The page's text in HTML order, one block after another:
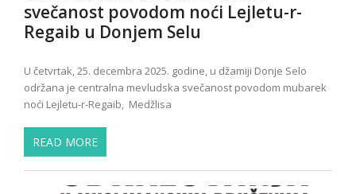
svečanost povodom noći Lejletu-r-
Regaib u Donjem Selu
U četvrtak, 25. decembra 2025. godine, u džamiji Donje Selo
održana je centralna mevludska svečanost povodom mubarek
noći Lejletu-r-Regaib, Medžlisa
READ MORE